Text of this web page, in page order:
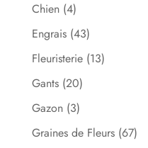
Chien (4)
Engrais (43)
Fleuristerie (13)
Gants (20)
Gazon (3)
Graines de Fleurs (67)